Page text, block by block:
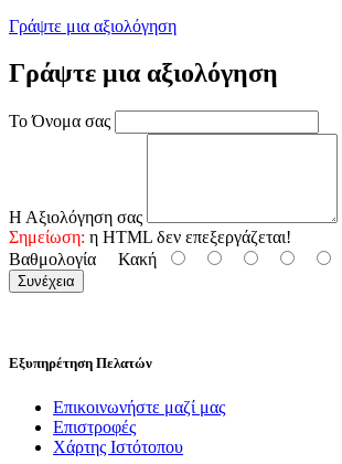
Γράψτε μια αξιολόγηση
Γράψτε μια αξιολόγηση
Το Όνομα σας
Η Αξιολόγηση σας
Σημείωση: η HTML δεν επεξεργάζεται!
Βαθμολογία Κακή
Συνέχεια
Εξυπηρέτηση Πελατών
Επικοινωνήστε μαζί μας
Επιστροφές
Χάρτης Ιστότοπου